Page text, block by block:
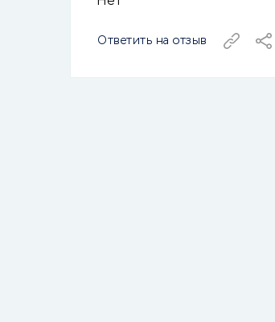
Ответить на отзыв